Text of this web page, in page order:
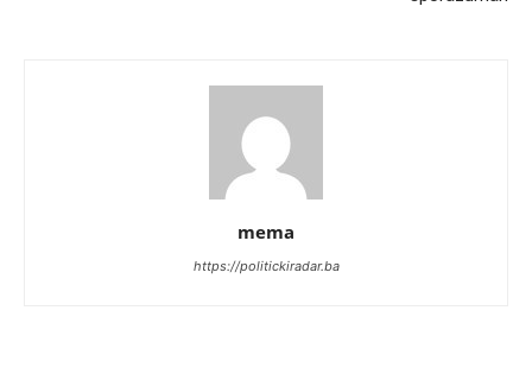
mema
https://politickiradar.ba